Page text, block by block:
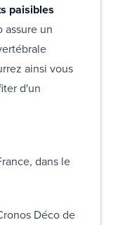
paisibles
assure un
ainsi vous
d'un
dans le
Déco de